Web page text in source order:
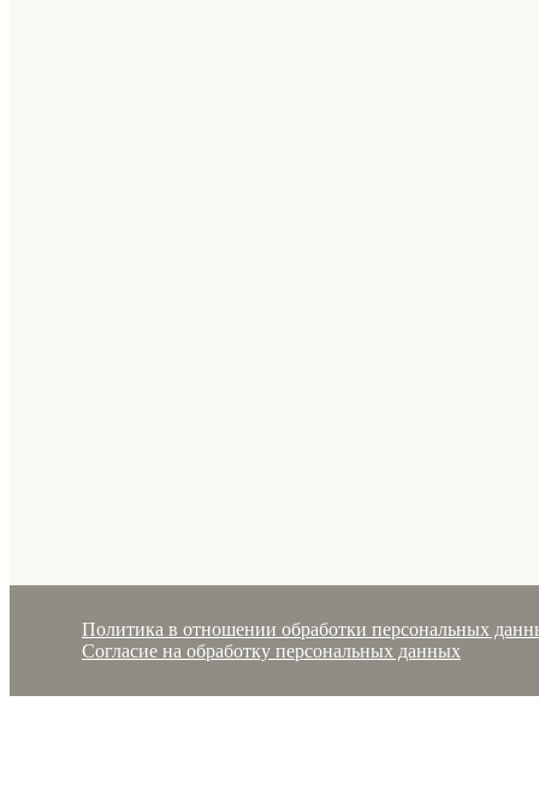
Политика в отношении обработки персональных
Согласие на обработку персональных данных